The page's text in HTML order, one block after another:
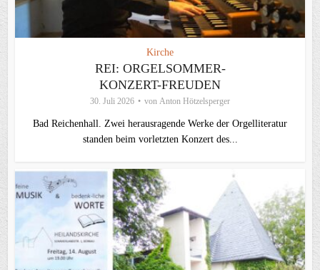
Kirche
REI: ORGELSOMMER-
KONZERT-FREUDEN
30. Juli 2026 von Anton Hötzelsperger
Bad Reichenhall. Zwei herausragende Werke der Orgelliteratur
standen beim vorletzten Konzert des...